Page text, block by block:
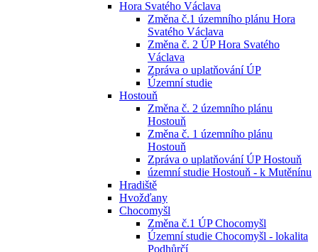
Hora Svatého Václava
Změna č.1 územního plánu Hora
Svatého Václava
Změna č. 2 ÚP Hora Svatého
Václava
Zpráva o uplatňování ÚP
Územní studie
Hostouň
Změna č. 2 územního plánu
Hostouň
Změna č. 1 územního plánu
Hostouň
Zpráva o uplatňování ÚP Hostouň
územní studie Hostouň - k Mutěnínu
Hradiště
Hvožďany
Chocomyšl
Změna č.1 ÚP Chocomyšl
Územní studie Chocomyšl - lokalita
Podhůrčí